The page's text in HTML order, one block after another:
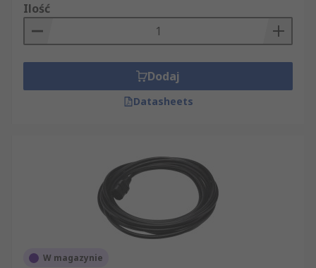
Ilość
Dodaj
Datasheets
W magazynie